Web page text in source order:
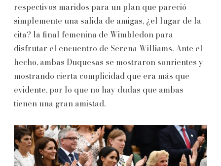
respectivos maridos para un plan que pareció
simplemente una salida de amigas, ¿el lugar de la
cita? la final femenina de Wimbledon para
disfrutar el encuentro de Serena Williams. Ante el
hecho, ambas Duquesas se mostraron sonrientes y
mostrando cierta complicidad que era más que
evidente, por lo que no hay dudas que ambas
tienen una gran amistad.